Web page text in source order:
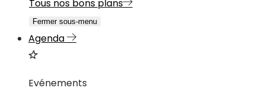
Tous nos bons plans
Fermer sous-menu
Agenda
Evénements